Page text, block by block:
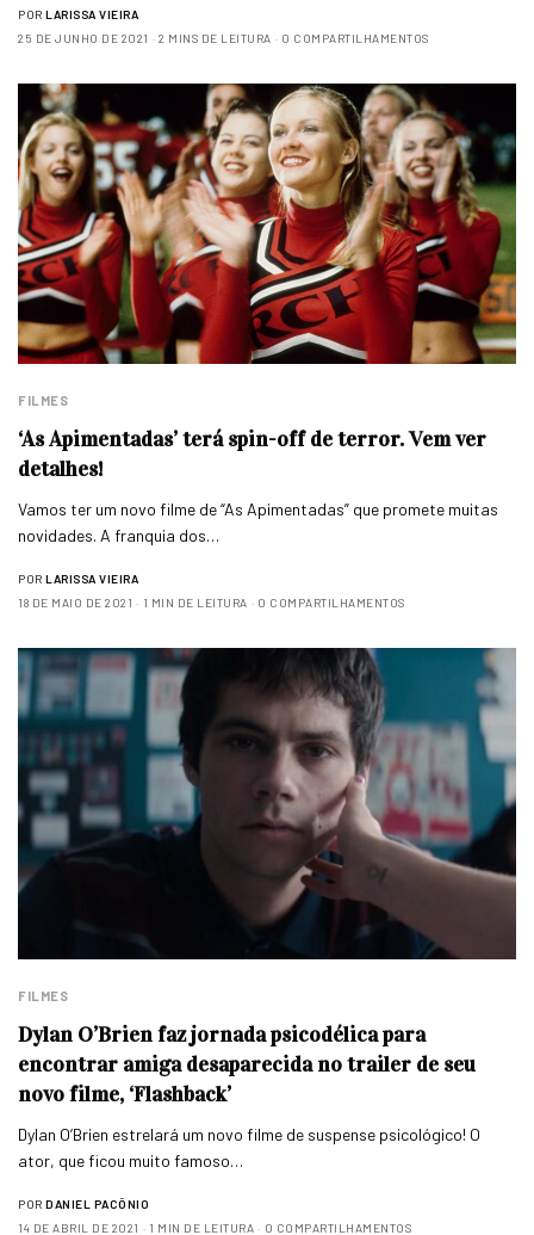
POR LARISSA VIEIRA
25 DE JUNHO DE 2021
2 MINS DE LEITURA 0 COMPARTILHAMENTOS
FILMES
‘As Apimentadas’ terá spin-off de terror. Vem ver
detalhes!
Vamos ter um novo filme de “As Apimentadas” que promete muitas
novidades. A franquia dos…
POR LARISSA VIEIRA
18 DE MAIO DE 2021
1 MIN DE LEITURA 0 COMPARTILHAMENTOS
FILMES
Dylan O’Brien faz jornada psicodélica para
encontrar amiga desaparecida no trailer de seu
novo filme, ‘Flashback’
Dylan O’Brien estrelará um novo filme de suspense psicológico! O
ator, que ficou muito famoso…
POR DANIEL PACÔNIO
14 DE ABRIL DE 2021
1 MIN DE LEITURA 0 COMPARTILHAMENTOS